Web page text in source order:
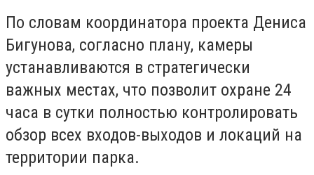
По словам координатора проекта Дениса
Бигунова, согласно плану, камеры
устанавливаются в стратегически
важных местах, что позволит охране 24
часа в сутки полностью контролировать
обзор всех входов-выходов и локаций на
территории парка.